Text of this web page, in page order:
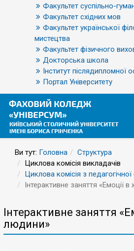
Факультет суспільно-
Факультет східних мов
Факультет української
мистецтва
Факультет фізичного
Докторська школа
Інститут післядипломної
Портал Університету
Ви тут: Головна
Структура
Циклова комісія викладачів
Циклова комісія з педагогічної
Інтерактивне заняття «Емоції
Інтерактивне заняття
людини»